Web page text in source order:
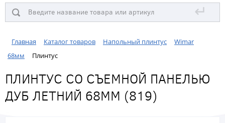
↵
Главная Каталог товаров Напольный плинтус
Wimar
68мм
Плинтус
ПЛИНТУС СО СЪЕМНОЙ ПАНЕЛЬЮ
ДУБ ЛЕТНИЙ 68ММ (819)